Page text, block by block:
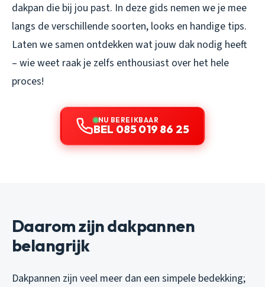
dakpan die bij jou past. In deze gids nemen we je mee
langs de verschillende soorten, looks en handige tips.
Laten we samen ontdekken wat jouw dak nodig heeft
– wie weet raak je zelfs enthousiast over het hele
proces!
NU BEREIKBAAR
BEL 085 019 86 25
Daarom zijn dakpannen
belangrijk
Dakpannen zijn veel meer dan een simpele bedekking;